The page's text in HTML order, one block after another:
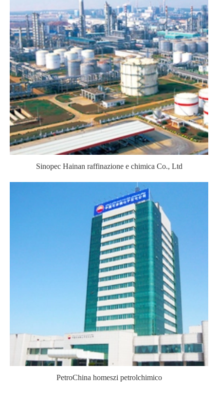
Sinopec Hainan raffinazione e chimica Co., Ltd
PetroChina homeszi petrolchimico